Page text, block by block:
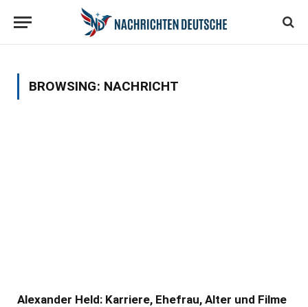
BROWSING: NACHRICHT
Alexander Held: Karriere, Ehefrau, Alter und Filme